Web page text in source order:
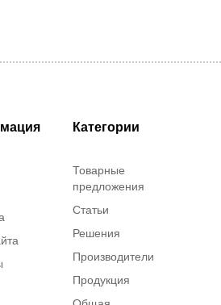
Категории
Товарные
предложения
Статьи
Решения
Производители
Продукция